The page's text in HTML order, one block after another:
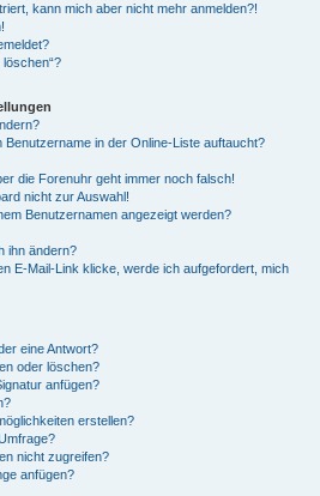
kann mich aber nicht mehr anmelden?!
in der Online-Liste auftaucht?
die Forenuhr geht immer noch falsch!
nicht zur Auswahl!
Benutzernamen angezeigt werden?
ihn ändern?
E-Mail-Link klicke, werde ich aufgefordert, mich
eine Antwort?
oder löschen?
anfügen?
erstellen?
nicht zugreifen?
anfügen?